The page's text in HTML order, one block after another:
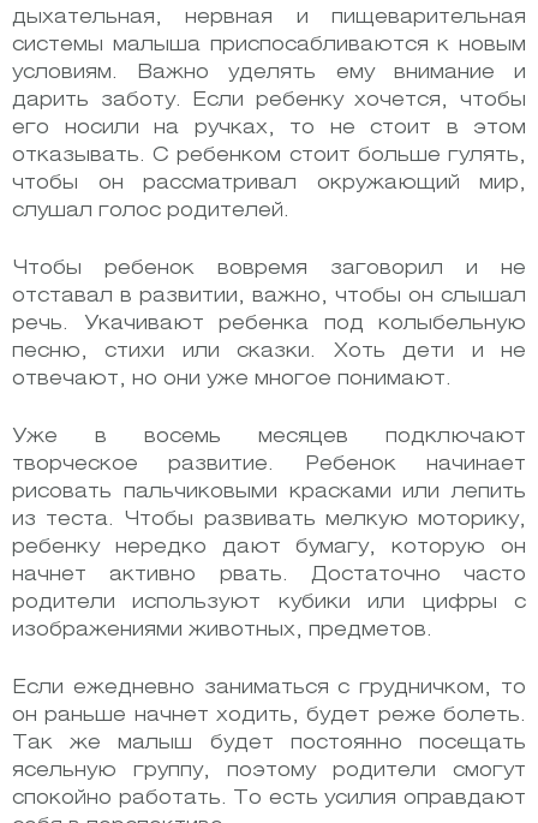
дыхательная, нервная и пищеварительная
системы малыша приспосабливаются к новым
условиям. Важно уделять ему внимание и
дарить заботу. Если ребенку хочется, чтобы
его носили на ручках, то не стоит в этом
отказывать. С ребенком стоит больше гулять,
чтобы он рассматривал окружающий мир,
слушал голос родителей.
Чтобы ребенок вовремя заговорил и не
отставал в развитии, важно, чтобы он слышал
речь. Укачивают ребенка под колыбельную
песню, стихи или сказки. Хоть дети и не
отвечают, но они уже многое понимают.
Уже в восемь месяцев подключают
творческое развитие. Ребенок начинает
рисовать пальчиковыми красками или лепить
из теста. Чтобы развивать мелкую моторику,
ребенку нередко дают бумагу, которую он
начнет активно рвать. Достаточно часто
родители используют кубики или цифры с
изображениями животных, предметов.
Если ежедневно заниматься с грудничком, то
он раньше начнет ходить, будет реже болеть.
Так же малыш будет постоянно посещать
ясельную группу, поэтому родители смогут
спокойно работать. То есть усилия оправдают